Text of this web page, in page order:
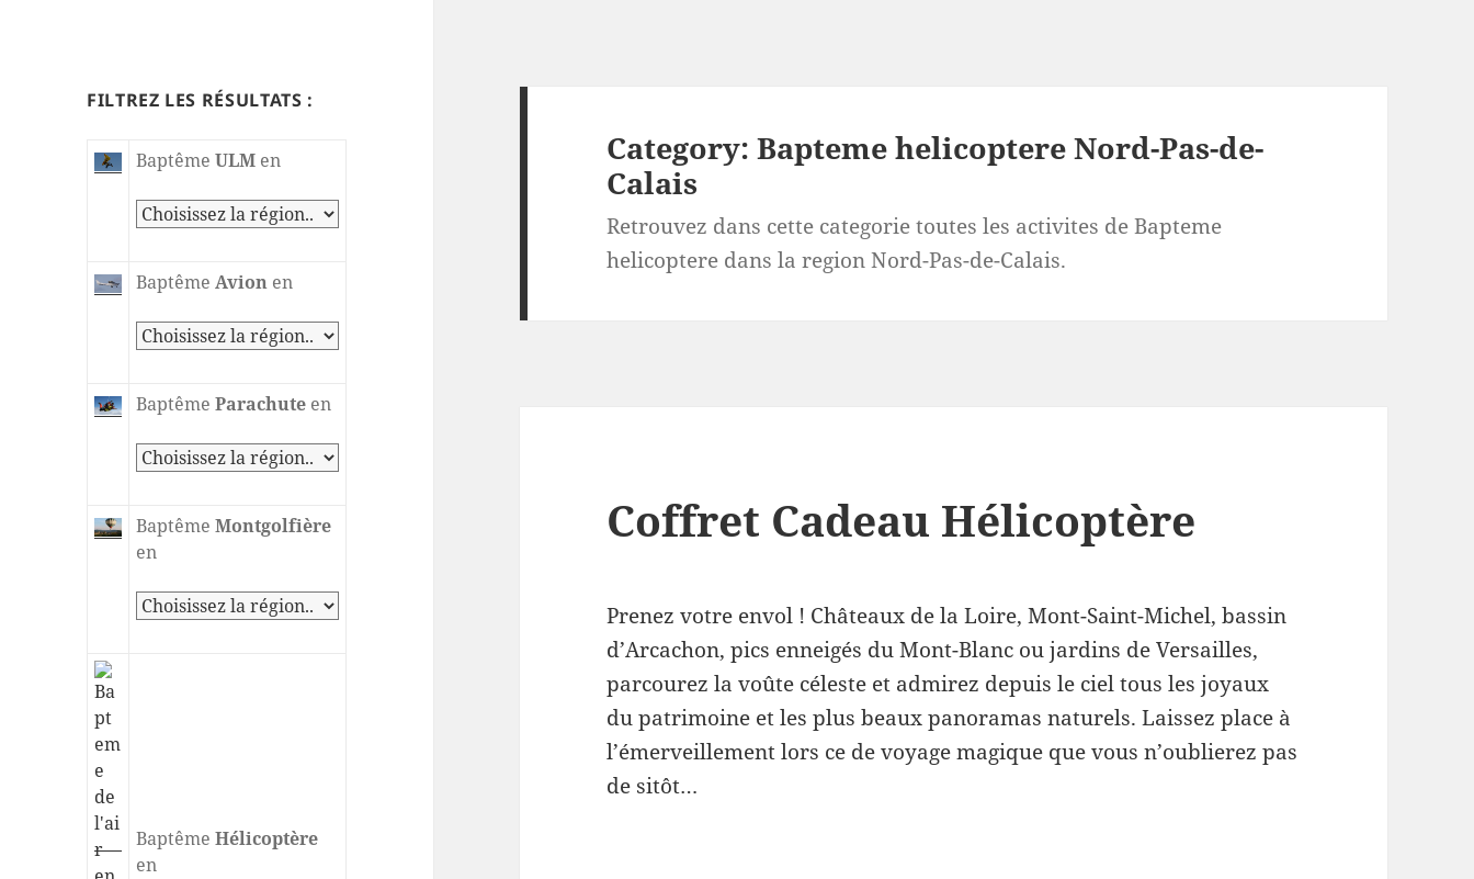
FILTREZ LES RÉSULTATS :
BaptêmeULM en
BaptêmeAvion en
BaptêmeParachute en
BaptêmeMontgolfière
en
BaptêmeHélicoptère
en
Category:Bapteme helicoptere Nord-Pas-de-
Calais
Retrouvez dans cette categorie toutes les activites de Bapteme
helicoptere dans la region Nord-Pas-de-Calais.
Coffret Cadeau Hélicoptère
Prenez votre envol ! Châteaux de la Loire, Mont-Saint-Michel, bassin
d’Arcachon, pics enneigés du Mont-Blanc ou jardins de Versailles,
parcourez la voûte céleste et admirez depuis le ciel tous les joyaux
du patrimoine et les plus beaux panoramas naturels. Laissez place à
l’émerveillement lors ce de voyage magique que vous n’oublierez pas
de sitôt…